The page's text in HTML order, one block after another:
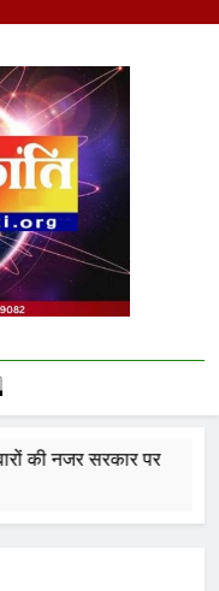
Trusted
नजर सरकार पर